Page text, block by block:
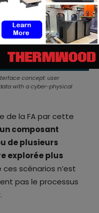
concept: user
with a cyber-physical
de la FA par cette
composant
de plusieurs
explorée plus
scénarios n’est
pas le processus